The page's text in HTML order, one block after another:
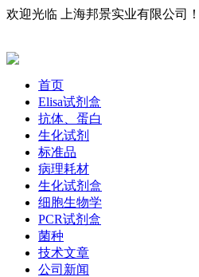
欢迎光临 上海邦景实业有限公司！
首页
Elisa试剂盒
抗体、蛋白
生化试剂
标准品
病理耗材
生化试剂盒
细胞生物学
PCR试剂盒
菌种
技术文章
公司新闻